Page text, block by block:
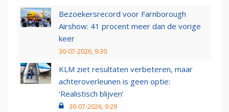
Bezoekersrecord voor Farnborough
Airshow: 41 procent meer dan de vorige
keer
30-07-2026, 9:30
KLM ziet resultaten verbeteren, maar
achteroverleunen is geen optie:
‘Realistisch blijven’
30-07-2026, 9:29